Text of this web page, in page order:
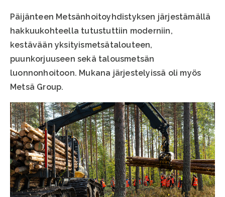
Päijänteen Metsänhoitoyhdistyksen järjestämällä
hakkuukohteella tutustuttiin moderniin,
kestävään yksityismetsätalouteen,
puunkorjuuseen sekä talousmetsän
luonnonhoitoon. Mukana järjestelyissä oli myös
Metsä Group.